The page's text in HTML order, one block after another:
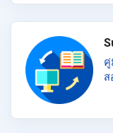
คู่
ส